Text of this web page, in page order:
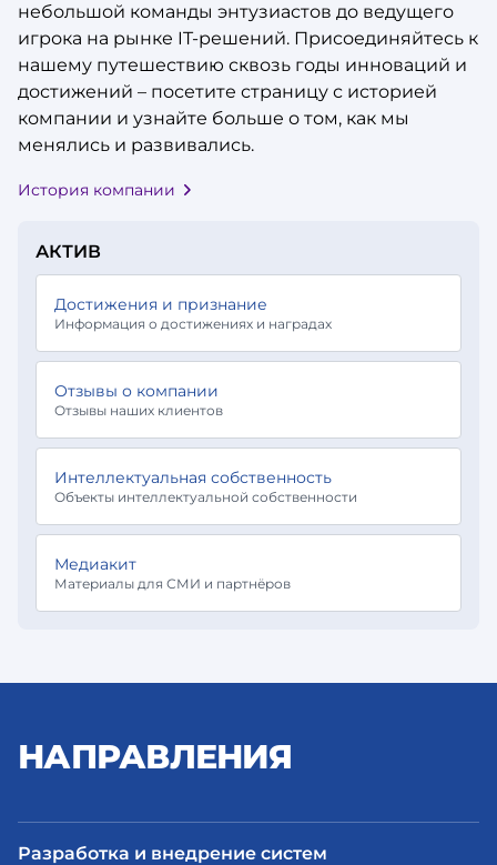
небольшой команды энтузиастов до ведущего
игрока на рынке IT-решений. Присоединяйтесь к
нашему путешествию сквозь годы инноваций и
достижений – посетите страницу с историей
компании и узнайте больше о том, как мы
менялись и развивались.
История компании
АКТИВ
Достижения и признание
Информация о достижениях и наградах
Отзывы о компании
Отзывы наших клиентов
Интеллектуальная собственность
Объекты интеллектуальной собственности
Медиакит
Материалы для СМИ и партнёров
НАПРАВЛЕНИЯ
Разработка и внедрение систем